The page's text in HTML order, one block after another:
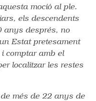
moció al ple.
els descendents
anys després, no
Estat pretesament
comptar amb el
localitzar les restes
més de 22 anys de